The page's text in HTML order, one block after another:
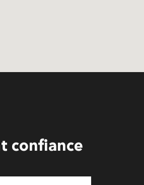
confiance